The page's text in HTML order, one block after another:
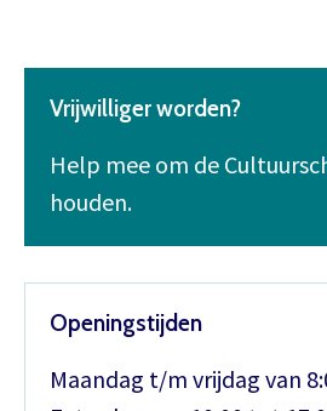
Vrijwilliger worden?
Help mee om de
houden.
Openingstijden
Maandag t/m vrijdag van